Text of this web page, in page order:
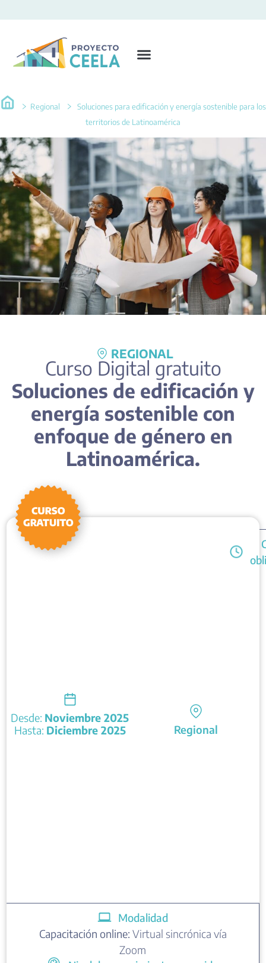
Regional
Soluciones para edificación y energía sostenible para los
territorios de Latinoamérica
REGIONAL
Curso Digital gratuito
Soluciones de edificación y
energía sostenible con
enfoque de género en
Latinoamérica.
Desde: Noviembre 2025
Hasta: Diciembre 2025 Regional
Modalidad
Capacitación online: Virtual sincrónica vía
Zoom